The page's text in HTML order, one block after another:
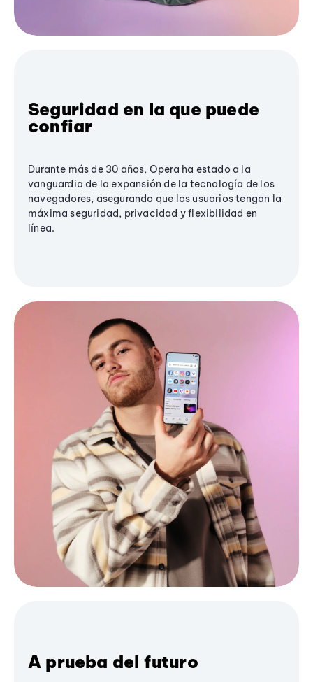
Seguridad en la que puede
confiar
Durante más de 30 años, Opera ha estado a la
vanguardia de la expansión de la tecnología de los
navegadores, asegurando que los usuarios tengan la
máxima seguridad, privacidad y flexibilidad en
línea.
A prueba del futuro